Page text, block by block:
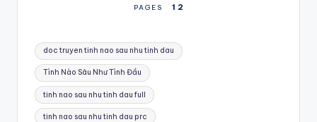
PAGES 1 2
Tags:
doc truyen tinh nao sau nhu tinh dau
Tình Nào Sâu Như Tình Đầu
tinh nao sau nhu tinh dau full
tinh nao sau nhu tinh dau prc